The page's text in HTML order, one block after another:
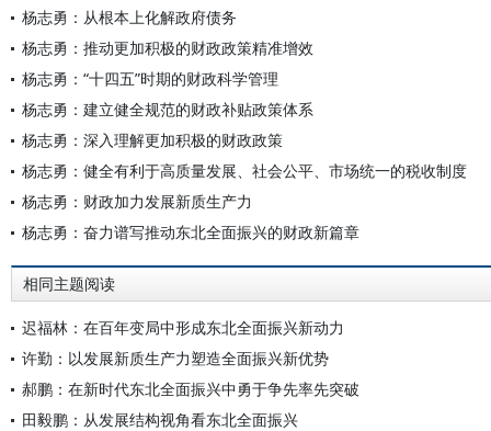
杨志勇：从根本上化解政府债务
杨志勇：推动更加积极的财政政策精准增效
杨志勇：“十四五”时期的财政科学管理
杨志勇：建立健全规范的财政补贴政策体系
杨志勇：深入理解更加积极的财政政策
杨志勇：健全有利于高质量发展、社会公平、市场统一的税收制度
杨志勇：财政加力发展新质生产力
杨志勇：奋力谱写推动东北全面振兴的财政新篇章
相同主题阅读
迟福林：在百年变局中形成东北全面振兴新动力
许勤：以发展新质生产力塑造全面振兴新优势
郝鹏：在新时代东北全面振兴中勇于争先率先突破
田毅鹏：从发展结构视角看东北全面振兴